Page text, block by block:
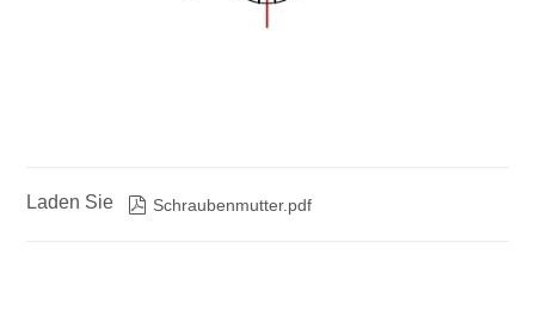
Laden Sie  Schraubenmutter.pdf